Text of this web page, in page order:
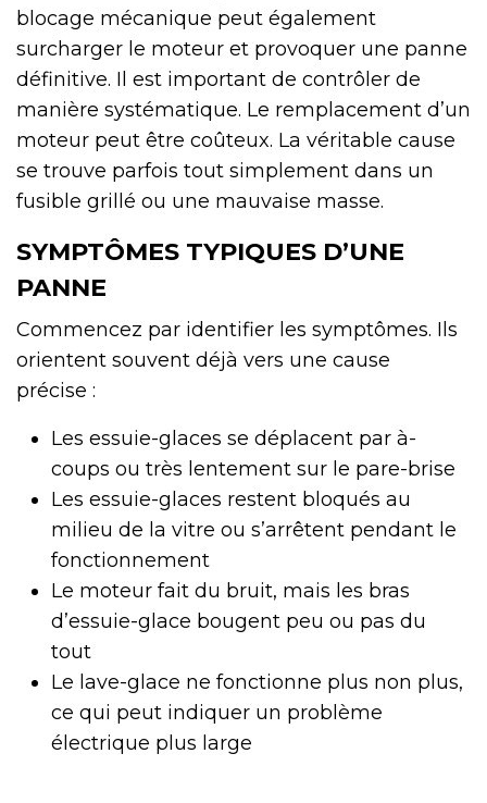
blocage mécanique peut également
surcharger le moteur et provoquer une panne
définitive. Il est important de contrôler de
manière systématique. Le remplacement d’un
moteur peut être coûteux. La véritable cause
se trouve parfois tout simplement dans un
fusible grillé ou une mauvaise masse.
SYMPTÔMES TYPIQUES D’UNE
PANNE
Commencez par identifier les symptômes. Ils
orientent souvent déjà vers une cause
précise :
Les essuie-glaces se déplacent par à-
coups ou très lentement sur le pare-brise
Les essuie-glaces restent bloqués au
milieu de la vitre ou s’arrêtent pendant le
fonctionnement
Le moteur fait du bruit, mais les bras
d’essuie-glace bougent peu ou pas du
tout
Le lave-glace ne fonctionne plus non plus,
ce qui peut indiquer un problème
électrique plus large